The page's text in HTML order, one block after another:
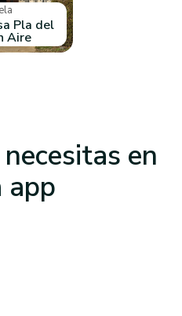
Pla del
Aire
en
app